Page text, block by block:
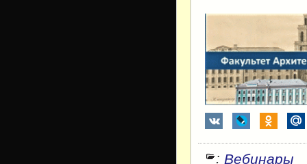
: Вебинары